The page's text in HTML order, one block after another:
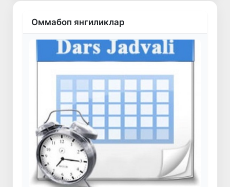
Оммабоп янгиликлар